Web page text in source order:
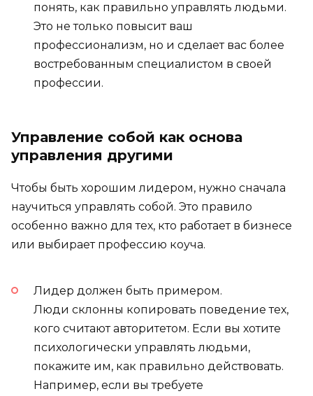
понять, как правильно управлять людьми.
Это не только повысит ваш
профессионализм, но и сделает вас более
востребованным специалистом в своей
профессии.
Управление собой как основа
управления другими
Чтобы быть хорошим лидером, нужно сначала
научиться управлять собой. Это правило
особенно важно для тех, кто работает в бизнесе
или выбирает профессию коуча.
Лидер должен быть примером.
Люди склонны копировать поведение тех,
кого считают авторитетом. Если вы хотите
психологически управлять людьми,
покажите им, как правильно действовать.
Например, если вы требуете